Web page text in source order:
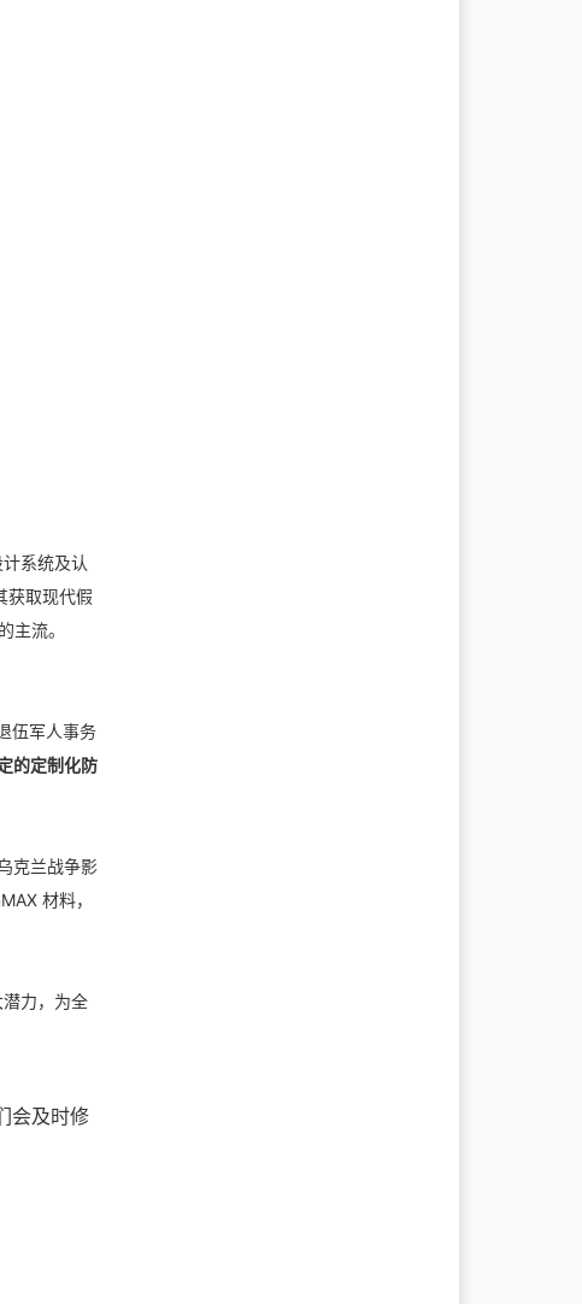
系统及认
获取现代假
主流。
伍军人事务
的定制化防
克兰战争影
材料，
力，为全
会及时修